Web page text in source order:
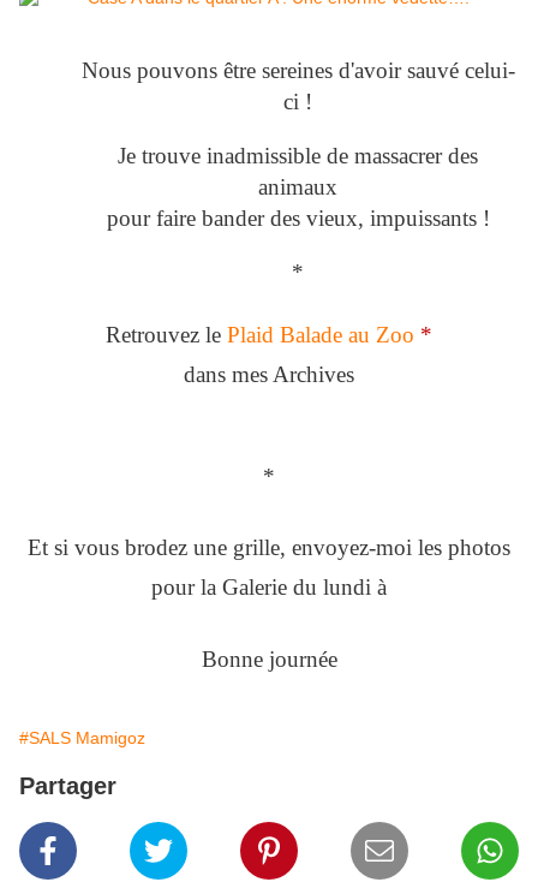
Nous pouvons être sereines d'avoir sauvé celui-
ci !
Je trouve inadmissible de massacrer des
animaux
pour faire bander des vieux, impuissants !
*
Retrouvez le Plaid Balade au Zoo *
dans mes Archives
*
Et si vous brodez une grille, envoyez-moi les photos
pour la Galerie du lundi à
Bonne journée
#SALS Mamigoz
Partager